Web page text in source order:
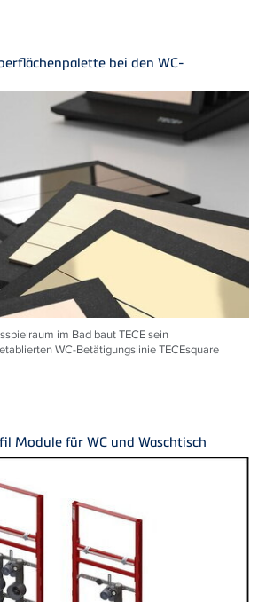
bei den WC-
im Bad baut TECE sein
WC-Betätigungslinie TECEsquare
Module für WC und Waschtisch